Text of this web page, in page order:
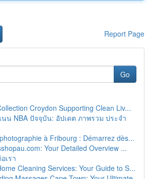
Report Page
Go
Croydon Supporting Clean Liv...
น NBA ปัจจุบัน: อัปเดต ภาพรวม ประจำ
à Fribourg : Démarrez dès...
Your Detailed Overview ...
เรา
Cleaning Services: Your Guide to S...